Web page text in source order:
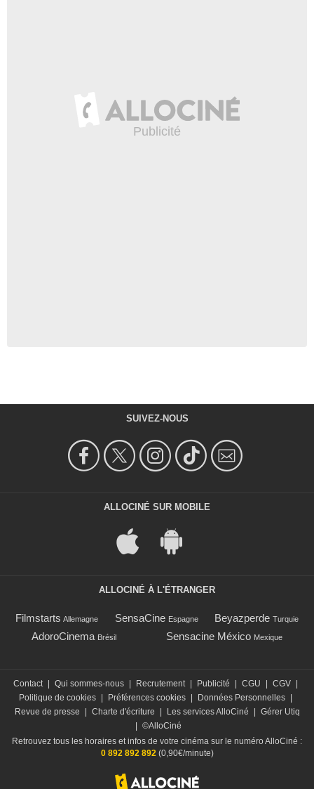
SUIVEZ-NOUS
ALLOCINÉ SUR MOBILE
ALLOCINÉ À L'ÉTRANGER
Filmstarts Allemagne SensaCine Espagne Beyazperde Turquie
AdoroCinema Brésil Sensacine México Mexique
Contact Qui sommes-nous Recrutement Publicité CGU CGV
Politique de cookies
Préférences cookies Données Personnelles
Revue de presse
Charte d'écriture Les services AlloCiné
Gérer Utiq
©AlloCiné
Retrouvez tous les horaires et infos de votre cinéma sur le numéro AlloCiné :
0 892 892 892(0,90€/minute)